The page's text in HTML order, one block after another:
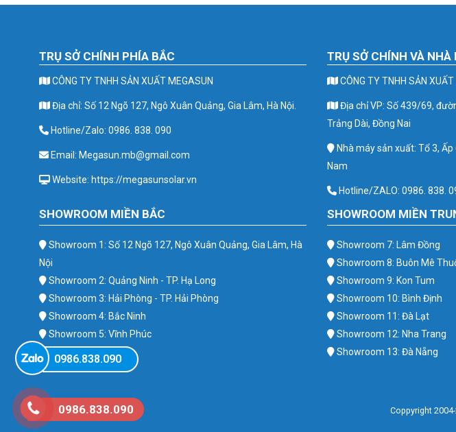
TRỤ SỞ CHÍNH PHÍA BẮC
CÔNG TY TNHH SẢN XUẤT MEGASUN
Địa chỉ: Số 12 Ngõ 127, Ngô Xuân Quảng, Gia Lâm, Hà Nội.
Hotline/Zalo: 0986. 838. 090
Email: Megasun.mb@gmail.com
Website: https://megasunsolar.vn
TRỤ SỞ CHÍNH VÀ NHÀ
CÔNG TY TNHH SẢN XUẤT
Địa chỉ VP: Số 439/69,
Trảng Dài, Đồng Nai
Nhà máy sản xuất: Tổ 3,
Nam
Hotline/ZALO: 0986. 838.
SHOWROOM MIỀN BẮC
Showroom 1: Số 12 Ngõ 127, Ngô Xuân Quảng, Gia Lâm, Hà
Nội
Showroom 2: Quảng Ninh - TP. Hạ Long
Showroom 3: Hải Phòng - TP. Hải Phòng
Showroom 4: Bắc Ninh
Showroom 5: Vĩnh Phúc
Showroom 6: Ba Vì
SHOWROOM MIỀN
Showroom 7: Lâm Đồng
Showroom 8: Buôn Mê
Showroom 9: Kon Tum
Showroom 10: Bình Định
Showroom 11: Đà Lạt
Showroom 12: Nha Trang
Showroom 13: Đà Nẵng
Coppyright
0986.838.090
0986.838.090